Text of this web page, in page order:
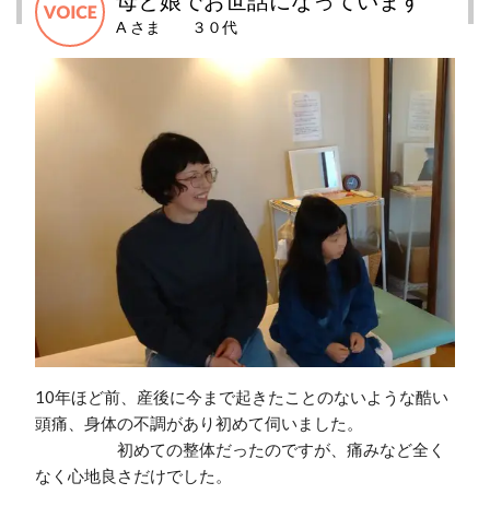
A さま ３０代
10年ほど前、産後に今まで起きたことのないような酷い
頭痛、身体の不調があり初めて伺いました。
初めての整体だったのですが、痛みなど全く
なく心地良さだけでした。